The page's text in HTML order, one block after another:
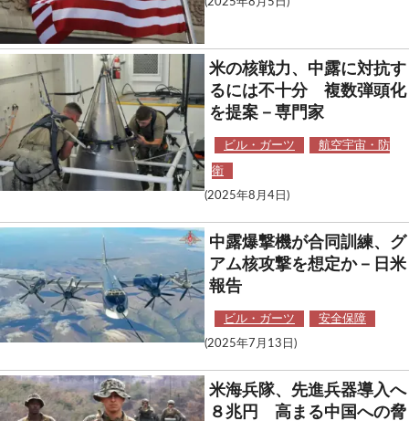
米の核戦力、中露に対抗す
るには不十分 複数弾頭化
を提案－専門家
ビル・ガーツ 航空宇宙・防
衛
(2025年8月4日)
中露爆撃機が合同訓練、グ
アム核攻撃を想定か－日米
報告
ビル・ガーツ 安全保障
(2025年7月13日)
米海兵隊、先進兵器導入へ
８兆円 高まる中国への脅